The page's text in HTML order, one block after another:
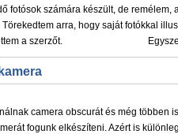
fotósok számára készült, de remélem,
arra, hogy saját fotókkal
a szerzőt.
camera obscurát és még többen
fogunk elkészíteni. Azért is